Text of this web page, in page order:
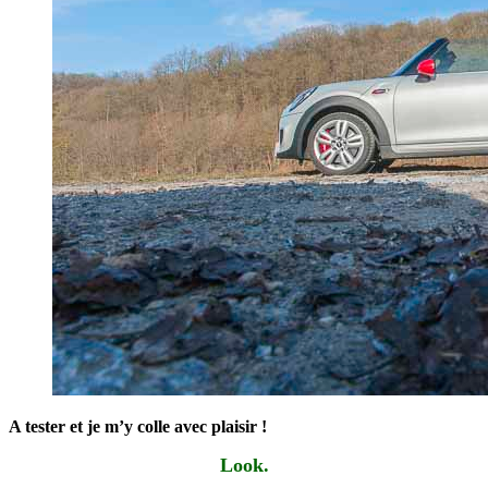
A tester et je m’y colle avec plaisir !
Look.